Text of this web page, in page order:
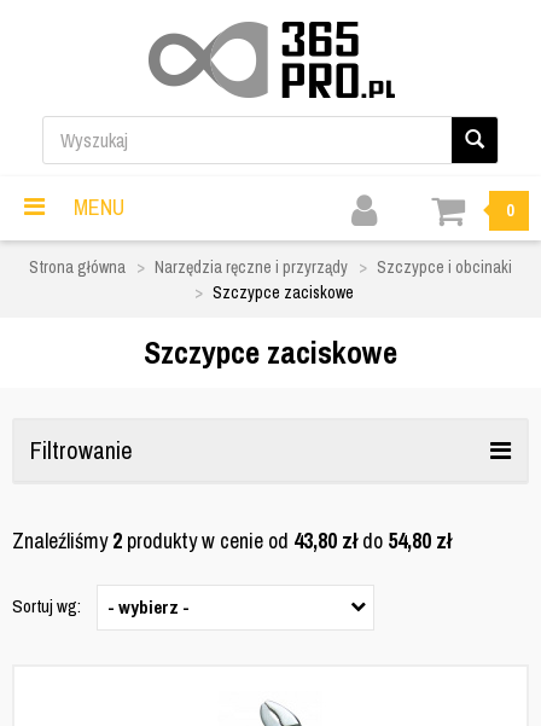
MENU 0
Strona główna Narzędzia ręczne i przyrządy
Szczypce i obcinaki
Szczypce zaciskowe
Szczypce zaciskowe
Filtrowanie
Znaleźliśmy2 produkty w cenie od 43,80 złdo 54,80 zł
Sortuj wg: - wybierz -